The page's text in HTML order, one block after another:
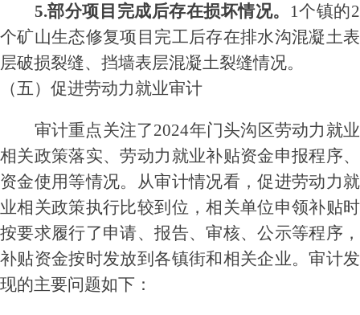
5.部分项目完成后存在损坏情况。 1个镇的2
个矿山生态修复项目完工后存在排水沟混凝土表
层破损裂缝、 挡墙表层混凝土裂缝情况。
（五） 促进劳动力就业审计
审计重点关注了2024年门头沟区劳动力就业
相关政策落实、劳动力就业补贴资金申报程序、
资金使用等情况。 从审计情况看，促进劳动力就
业相关政策执行比较到位，相关单位申领补贴时
按要求履行了申请、报告、审核、公示等程序 ，
补贴资金按时发放到各镇街和相关企业。审计发
现的主要问题如下：